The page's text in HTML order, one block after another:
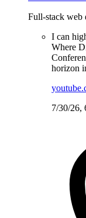
Full-stack web
I can
Where
horizon
7/30/26,